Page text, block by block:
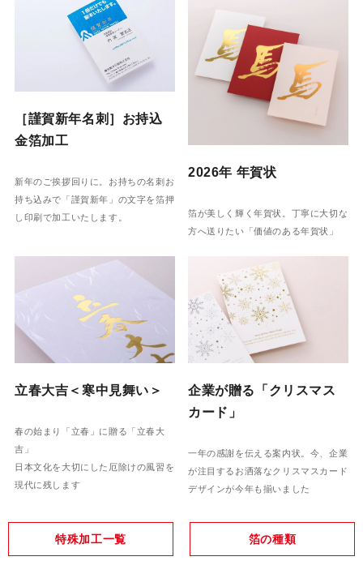
［謹賀新年名刺］お持込
金箔加工
新年のご挨拶回りに。お持ちの名刺お
持ち込みで「謹賀新年」の文字を箔押
し印刷で加工いたします。
2026年 年賀状
箔が美しく輝く年賀状。丁寧に大切な
方へ送りたい「価値のある年賀状」
立春大吉＜寒中見舞い＞
春の始まり「立春」に贈る「立春大
吉」
日本文化を大切にした厄除けの風習を
現代に残します
企業が贈る「クリスマス
カード」
一年の感謝を伝える案内状。今、企業
が注目するお洒落なクリスマスカード
デザインが今年も揃いました
特殊加工一覧 箔の種類